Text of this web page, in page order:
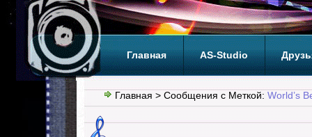
Главная AS-Studio
Теги ТОП
Главная > Сообщения с Меткой: World’s